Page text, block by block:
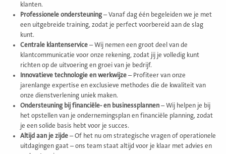
klanten.
Professionele ondersteuning – Vanaf dag één begeleiden we je met
een uitgebreide training, zodat je perfect voorbereid aan de slag
kunt.
Centrale klantenservice – Wij nemen een groot deel van de
klantcommunicatie voor onze rekening, zodat jij je volledig kunt
richten op de uitvoering en groei van je bedrijf.
Innovatieve technologie en werkwijze – Profiteer van onze
jarenlange expertise en exclusieve methodes die de kwaliteit van
onze dienstverlening uniek maken.
Ondersteuning bij financiële- en businessplannen – Wij helpen je bij
het opstellen van je ondernemingsplan en financiële planning, zodat
je een solide basis hebt voor je succes.
Altijd aan je zijde – Of het nu om strategische vragen of operationele
uitdagingen gaat – ons team staat altijd voor je klaar met advies en